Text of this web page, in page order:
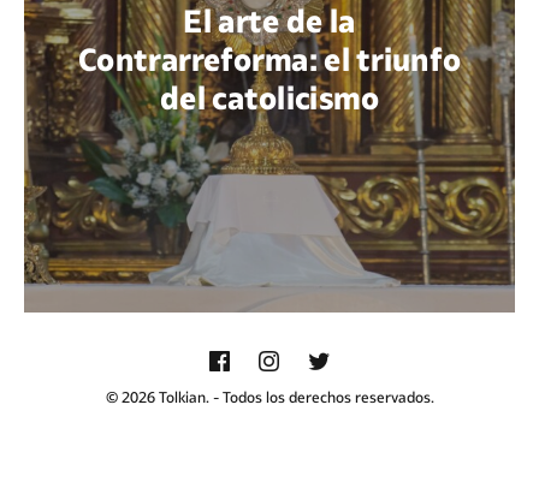
El arte de la
Contrarreforma: el triunfo
del catolicismo
POR PAOLA PETRI ORTIZ
© 2026 Tolkian. - Todos los derechos reservados.